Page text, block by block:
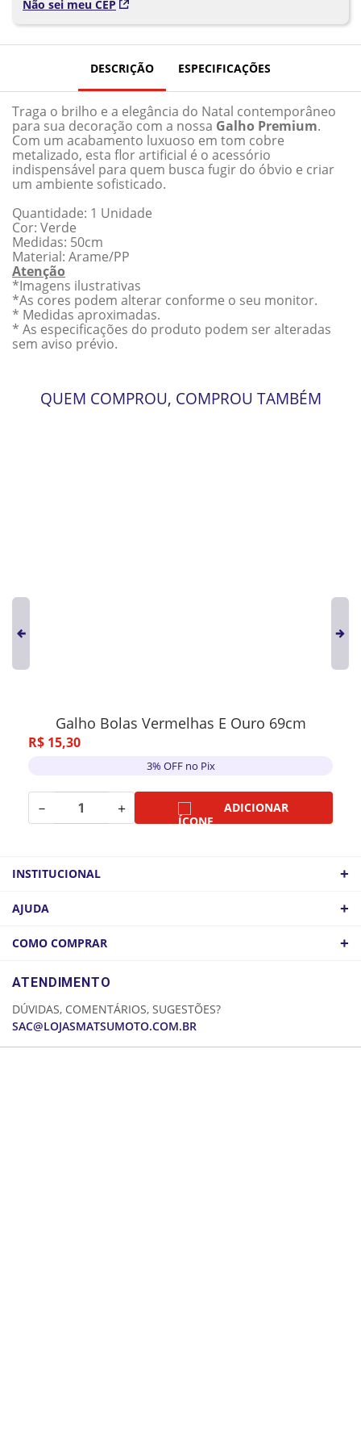
Não sei meu CEP
DESCRIÇÃO ESPECIFICAÇÕES
Traga o brilho e a elegância do Natal contemporâneo
para sua decoração com a nossa Galho Premium.
Com um acabamento luxuoso em tom cobre
metalizado, esta flor artificial é o acessório
indispensável para quem busca fugir do óbvio e criar
um ambiente sofisticado.
Quantidade: 1 Unidade
Cor: Verde
Medidas: 50cm
Material: Arame/PP
Atenção
*Imagens ilustrativas
*As cores podem alterar conforme o seu monitor.
* Medidas aproximadas.
* As especificações do produto podem ser alteradas
sem aviso prévio.
QUEM COMPROU, COMPROU TAMBÉM
Galho Bolas Vermelhas E Ouro 69cm
R$ 15,30
3% OFF no Pix
－ ＋ ADICIONAR
INSTITUCIONAL +
COMO CHEGAR
AJUDA +
COMO COMPRAR +
CADASTRE-SE
MINHA CONTA
MEUS PEDIDOS
ATENDIMENTO
DÚVIDAS, COMENTÁRIOS, SUGESTÕES?
SAC@LOJASMATSUMOTO.COM.BR